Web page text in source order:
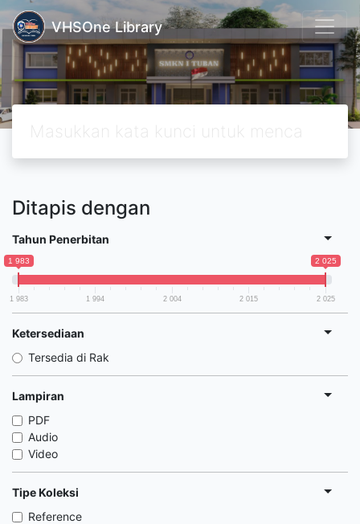
VHSOne Library
Ditapis dengan
Tahun Penerbitan
1 983 2 025
1 983 1 994 2 004 2 015 2 025
Ketersediaan
Tersedia di Rak
Lampiran
PDF
Audio
Video
Tipe Koleksi
Reference